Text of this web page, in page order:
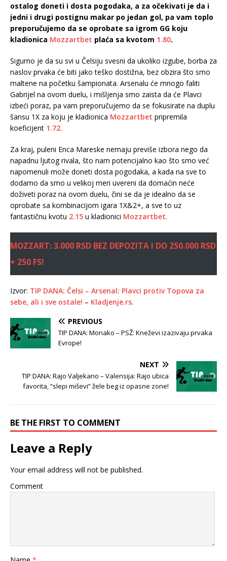
ostalog doneti i dosta pogodaka, a za očekivati je da i
jedni i drugi postignu makar po jedan gol, pa vam toplo
preporučujemo da se oprobate sa igrom GG koju
kladionica Mozzartbet plaća sa kvotom 1.80.
Sigurno je da su svi u Čelsiju svesni da ukoliko izgube, borba za
naslov prvaka će biti jako teško dostižna, bez obzira što smo
maltene na početku šampionata. Arsenalu će mnogo faliti
Gabrijel na ovom duelu, i mišljenja smo zaista da će Plavci
izbeći poraz, pa vam preporučujemo da se fokusirate na duplu
šansu 1X za koju je kladionica Mozzartbet pripremila
koeficijent 1.72.
Za kraj, puleni Enca Mareske nemaju previše izbora nego da
napadnu ljutog rivala, što nam potencijalno kao što smo već
napomenuli može doneti dosta pogodaka, a kada na sve to
dodamo da smo u velikoj meri uvereni da domaćin neće
doživeti poraz na ovom duelu, čini se da je idealno da se
oprobate sa kombinacijom igara 1X&2+, a sve to uz
fantastičnu kvotu 2.15 u kladionici Mozzartbet.
MOZZART: 3.000 RSD BEZ DEPOZITA I DO 250.000 RSD
+ 250 FS!
Izvor: TIP DANA: Čelsi – Arsenal: Plavci protiv Topova za
sebe, ali i sve ostale! – Kladjenje.rs.
PREVIOUS
TIP DANA: Monako – PSŽ: Kneževi izazivaju prvaka
Evrope!
NEXT
TIP DANA: Rajo Valjekano – Valensija: Rajo ubica
favorita, “slepi miševi” žele beg iz opasne zone!
BE THE FIRST TO COMMENT
Leave a Reply
Your email address will not be published.
Comment